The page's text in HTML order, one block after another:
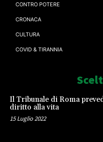
CONTRO POTERE
CRONACA
CULTURA
COVID & TIRANNIA
Il Tribunale di Roma
diritto alla vita
15 Luglio 2022